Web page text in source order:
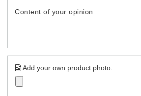
Content of your opinion
Add your own product photo: